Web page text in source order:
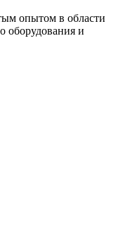
опытом в области
оборудования и